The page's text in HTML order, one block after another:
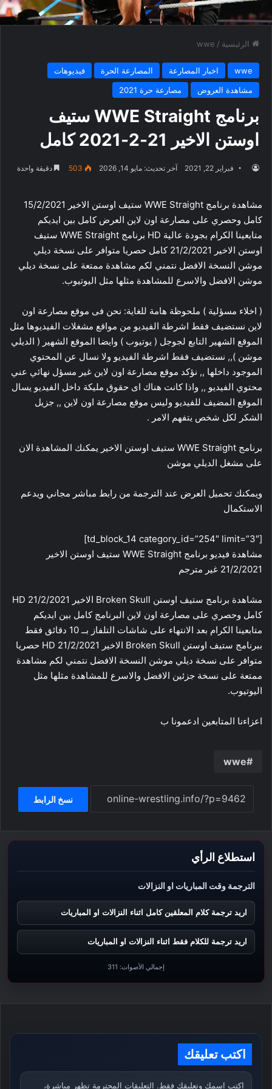
الرئيسية /
wwe
wwe اخبار المصارعة المصارعة الحرة
فيديوهات
مشاهدة العروض
مصارعة حرة 2021
برنامج WWE Straight ستيف
اوستن الاخير 21-2-2021 كامل
فبراير 22, 2021 آخر تحديث: مايو 14, 2026 503 دقيقة واحدة
مشاهدة برنامج WWE Straight ستيف اوستن الاخير 15/2/2021
كامل وحصري على مصارعة اون لاين العرض كامل بين ايديكم
متابعينا الكرام بجودة عالية HD برنامج WWE Straight ستيف
اوستن الاخير 21/2/2021 كامل حصريا متوافر على نسخة ديلي
موشن النسخة الافضل نتمني لكم مشاهدة ممتعة على نسخة ديلي
موشن الافضل والاسرع للمشاهدة مثلها مثل اليوتيوب.
( اخلاء مسؤلية ) ملحوظة هامة للغاية: نحن فى موقع مصارعة اون
لاين نستضيف فقط اشرطة الفيديو من مواقع مشغلات الفيديوها مثل
الموقع الشهير التابع لجوجل ( يوتيوب ) وايضا الموقع الشهير ( الديلي
موشن ),, نستضيف فقط اشرطة الفيديو ولا نسال عن المحتوي
الموجود داخلها ,, نؤكد موقع مصارعة اون لاين غير مسؤل نهائي عني
محتوي الفيديو ,, واذا كانت هناك اى حقوق مليكة داخل الفيديو يسال
الموقع المضيف للفيديو وليس موقع مصارعة اون لاين ,, جزيل
الشكر لكل شخص يتفهم الامر .
برنامج WWE Straight ستيف اوستن الاخير يمكنك المشاهدة الان
على مشغل الديلي موشن
ويمكنك تحميل العرض عند الترجمة من رابط مباشر مجاني ويدعم
الاستكمال
[td_block_14 category_id=”254″ limit=”3″]
مشاهدة فيديو برنامج WWE Straight ستيف اوستن الاخير
21/2/2021 غير مترجم
مشاهدة برنامج ستيف اوستن Broken Skull الاخير 21/2/2021 HD
كامل وحصري على مصارعة اون لاين البرنامج كامل بين ايديكم
متابعينا الكرام بعد الانتهاء على شاشات التلفاز بــ 10 دقائق فقط
ببرنامج ستيف اوستن Broken Skull الاخير 21/2/2021 HD حصريا
متوافر على نسخة ديلي موشن النسخة الافضل نتمني لكم مشاهدة
ممتعة على نسخة جزئين الافضل والاسرع للمشاهدة مثلها مثل
اليوتيوب.
اعزاءنا المتابعين ادعمونا ب
wwe
نسخ الرابط
استطلاع الرأي
الترجمة وقت المباريات او النزالات
اريد ترجمة كلام المعلقين كامل اثناء النزالات او المباريات
اريد ترجمة للكلام فقط اثناء النزالات او المباريات
إجمالي الأصوات: 311
اكتب تعليقك
اكتب اسمك وتعليقك فقط. التعليقات المحترمة تظهر مباشرة،